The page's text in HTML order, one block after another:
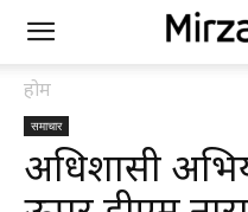
होम
समाचार
अधिशासी